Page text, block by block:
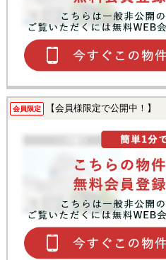
会員限定 【会員様限定で公開中！】